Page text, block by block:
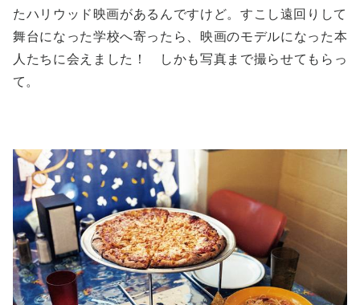
たハリウッド映画があるんですけど。すこし遠回りして
舞台になった学校へ寄ったら、映画のモデルになった本
人たちに会えました！ しかも写真まで撮らせてもらっ
て。